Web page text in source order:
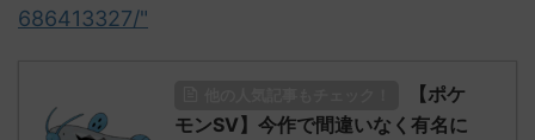
686413327/"
【ポケ
モンSV】今作で間違いなく有名に